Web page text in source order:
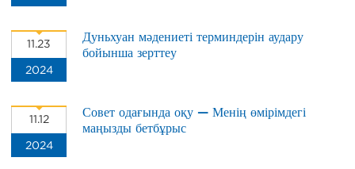
11.23
2024
Дуньхуан мәдениеті терминдерін аудару
бойынша зерттеу
11.12
2024
Совет одағында оқу — Менің өмірімдегі
маңызды бетбұрыс